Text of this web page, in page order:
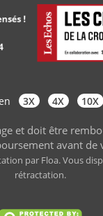
3X 4X 10X
et doit être
avant de
par Floa. Vous
rétractation.